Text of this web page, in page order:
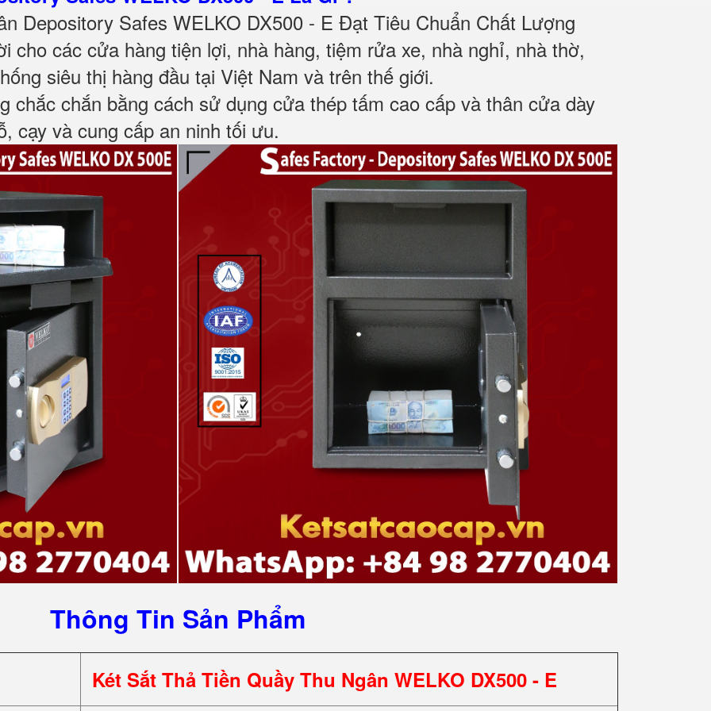
Depository Safes WELKO DX500 - E Đạt Tiêu Chuẩn Chất Lượng
cho các cửa hàng tiện lợi, nhà hàng, tiệm rửa xe, nhà nghỉ, nhà thờ,
siêu thị hàng đầu tại Việt Nam và trên thế giới.
chắc chắn bằng cách sử dụng cửa thép tấm cao cấp và thân cửa dày
cạy và cung cấp an ninh tối ưu.
Thông Tin Sản Phẩm
Két Sắt Thả Tiền Quầy Thu Ngân WELKO DX500 - E